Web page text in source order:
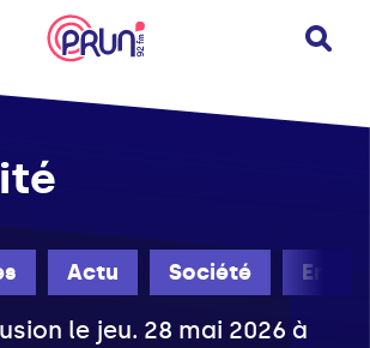
Actu Société
le jeu. 28 mai 2026 à